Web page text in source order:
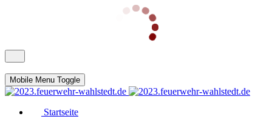
Mobile Menu Toggle
Startseite